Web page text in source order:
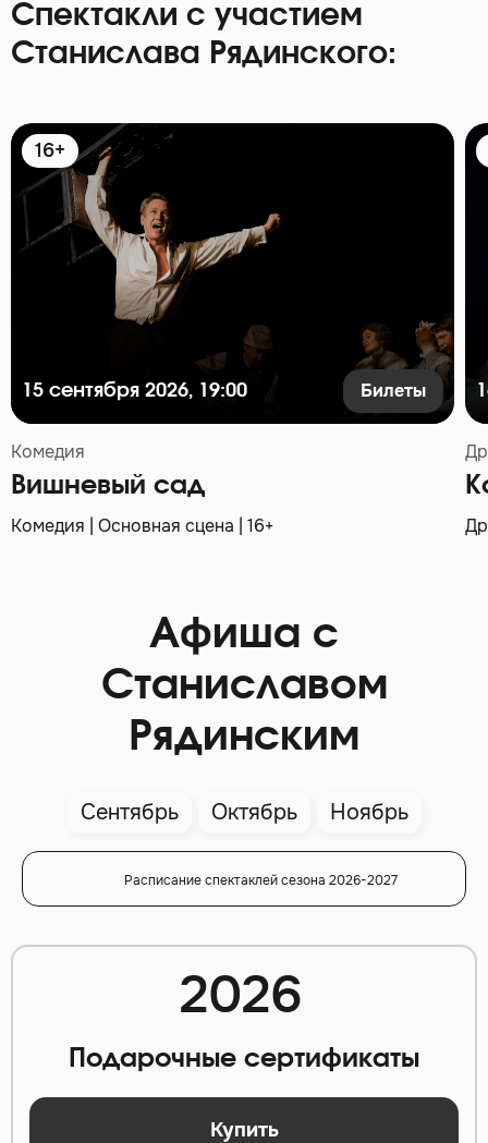
Спектакли с участием
Станислава Рядинского:
16+
15 сентября 2026, 19:00 Билеты
Комедия
Вишневый сад
Комедия | Основная сцена | 16+
Афиша с
Станиславом
Рядинским
Сентябрь Октябрь Ноябрь
Расписание спектаклей сезона 2026-2027
2026
Подарочные сертификаты
Купить